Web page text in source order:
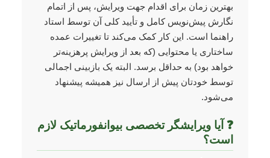
بهترین زمان برای اقدام جهت ویرایش، پس از اتمام
نگارش پیش‌نویس کامل و تأیید کلی آن توسط استاد
راهنما است. این کار کمک می‌کند تا تغییرات عمده
ساختاری یا محتوایی (که بعد از ویرایش پرهزینه‌تر
خواهد بود) به حداقل برسد. البته یک بازبینی اجمالی
توسط خودتان پیش از ارسال نیز همیشه پیشنهاد
می‌شود.
❓ آیا ویرایشگر تخصصی بیوانفورماتیک لازم
است؟